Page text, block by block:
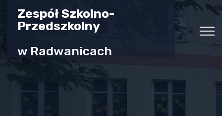
Zespół Szkolno-
Przedszkolny
w Radwanicach